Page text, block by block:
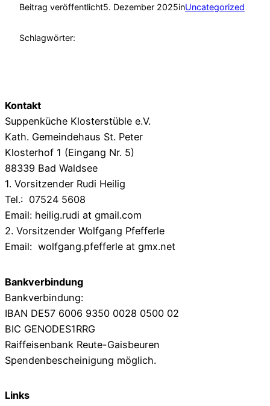
Beitrag veröffentlicht5. Dezember 2025inUncategorized
Schlagwörter:
Kontakt
Suppenküche Klosterstüble e.V.
Kath. Gemeindehaus St. Peter
Klosterhof 1 (Eingang Nr. 5)
88339 Bad Waldsee
1. Vorsitzender Rudi Heilig
Tel.: 07524 5608
Email: heilig.rudi at gmail.com
2. Vorsitzender Wolfgang Pfefferle
Email: wolfgang.pfefferle at gmx.net
Bankverbindung
Bankverbindung:
IBAN DE57 6006 9350 0028 0500 02
BIC GENODES1RRG
Raiffeisenbank Reute-Gaisbeuren
Spendenbescheinigung möglich.
Links